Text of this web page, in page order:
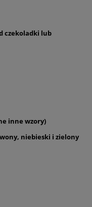
czekoladki lub
inne wzory)
niebieski i zielony